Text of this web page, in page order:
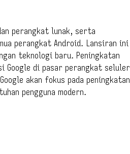
perangkat lunak, serta
perangkat Android. Lansiran ini
teknologi baru. Peningkatan
Google di pasar perangkat seluler
akan fokus pada peningkatan
pengguna modern.